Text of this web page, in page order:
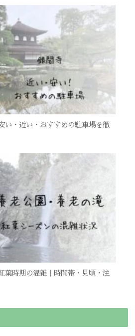
い・近い・おすすめの駐車場を徹
葉時期の混雑｜時間帯・見頃・注